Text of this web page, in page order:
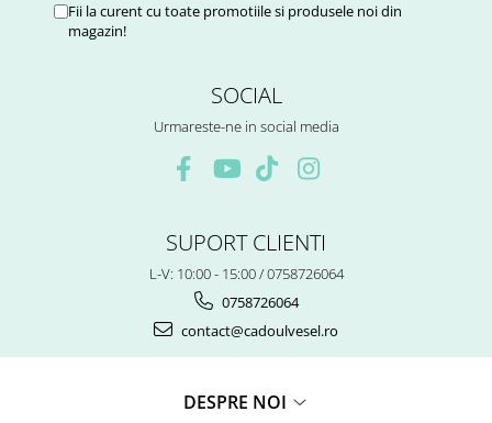
Fii la curent cu toate promotiile si produsele noi din
magazin!
SOCIAL
Urmareste-ne in social media
SUPORT CLIENTI
L-V: 10:00 - 15:00 / 0758726064
0758726064
contact@cadoulvesel.ro
DESPRE NOI